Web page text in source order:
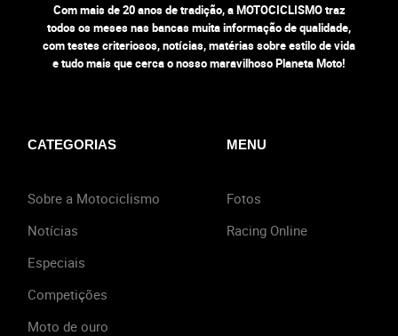
Com mais de 20 anos de tradição, a MOTOCICLISMO traz
todos os meses nas bancas muita informação de qualidade,
com testes criteriosos, notícias, matérias sobre estilo de vida
e tudo mais que cerca o nosso maravilhoso Planeta Moto!
CATEGORIAS
Sobre a Motociclismo
Notícias
Especiais
Competições
Moto de ouro
MENU
Fotos
Racing Online